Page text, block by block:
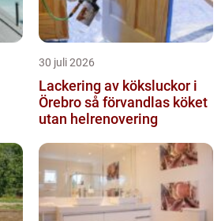
30 juli 2026
Lackering av köksluckor i
Örebro så förvandlas köket
utan helrenovering